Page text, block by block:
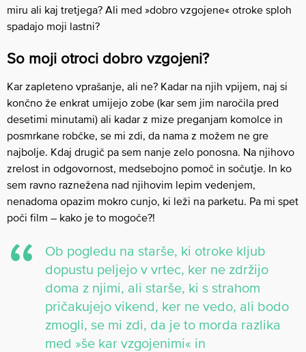
miru ali kaj tretjega? Ali med »dobro vzgojene« otroke sploh
spadajo moji lastni?
So moji otroci dobro vzgojeni?
Kar zapleteno vprašanje, ali ne? Kadar na njih vpijem, naj si
končno že enkrat umijejo zobe (kar sem jim naročila pred
desetimi minutami) ali kadar z mize preganjam komolce in
posmrkane robčke, se mi zdi, da nama z možem ne gre
najbolje. Kdaj drugič pa sem nanje zelo ponosna. Na njihovo
zrelost in odgovornost, medsebojno pomoč in sočutje. In ko
sem ravno raznežena nad njihovim lepim vedenjem,
nenadoma opazim mokro cunjo, ki leži na parketu. Pa mi spet
poči film – kako je to mogoče?!
Ob pogledu na starše, ki otroke kljub
dopustu peljejo v vrtec, ker ne zdržijo
doma z njimi, ali starše, ki s strahom
pričakujejo vikend, ker ne vedo, ali bodo
zmogli, se mi zdi, da je to morda razlika
med »še kar vzgojenimi« in